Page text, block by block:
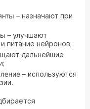
– назначают при
– улучшают
питание нейронов;
дальнейшие
– используются